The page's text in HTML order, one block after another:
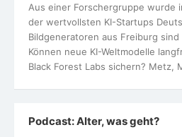
Aus einer Forschergruppe wurde
der wertvollsten KI-Startups
Bildgeneratoren aus Freiburg
Können neue KI-Weltmodelle
Black Forest Labs sichern? Metz,
Podcast: Alter, was geht?